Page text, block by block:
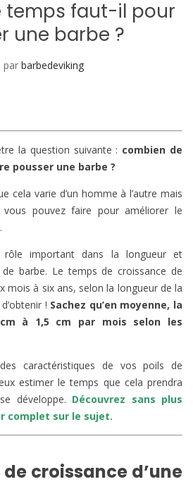
temps faut-il pour
une barbe ?
par barbedeviking
la question suivante : combien de
pousser une barbe ?
cela varie d’un homme à l’autre mais
pouvez faire pour améliorer le
important dans la longueur et
de barbe. Le temps de croissance de
mois à six ans, selon la longueur de la
! Sachez qu’en moyenne, la
à 1,5 cm par mois selon les
caractéristiques de vos poils de
estimer le temps que cela prendra
développe. Découvrez sans plus
complet sur le sujet.
de croissance d’une